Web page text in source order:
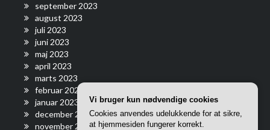
september 2023
august 2023
juli 2023
juni 2023
maj 2023
april 2023
marts 2023
februar 2023
januar 2023
december 2022
november 2022
Vi bruger kun nødvendige cookies
Cookies anvendes udelukkende for at sikre,
at hjemmesiden fungerer korrekt.